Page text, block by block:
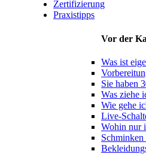
Zertifizierung
Praxistipps
Vor der
Was ist
Sie haben
Was ziehe
Wie gehe
Live-
Wohin nur